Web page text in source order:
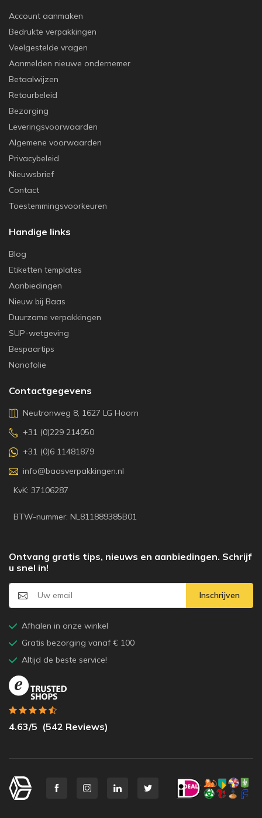
Account aanmaken
Bedrukte verpakkingen
Veelgestelde vragen
Aanmelden nieuwe ondernemer
Betaalwijzen
Retourbeleid
Bezorging
Leveringsvoorwaarden
Algemene voorwaarden
Privacybeleid
Nieuwsbrief
Contact
Toestemmingsvoorkeuren
Handige links
Blog
Etiketten templates
Aanbiedingen
Nieuw bij Baas
Duurzame verpakkingen
SUP-wetgeving
Bespaartips
Nanofolie
Contactgegevens
Neutronweg 8, 1627 LG Hoorn
+31 (0)229 214050
+31 (0)6 11481879
info@baasverpakkingen.nl
KvK: 37106287
BTW-nummer: NL811889385B01
Ontvang gratis tips, nieuws en aanbiedingen. Schrijf
u snel in!
Inschrijven
Afhalen in onze winkel
Gratis bezorging vanaf € 100
Altijd de beste service!
4.63/5 (542 Reviews)